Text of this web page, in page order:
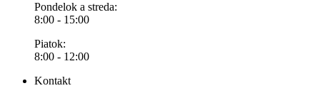
Pondelok a streda:
8:00 - 15:00
Piatok:
8:00 - 12:00
Kontakt